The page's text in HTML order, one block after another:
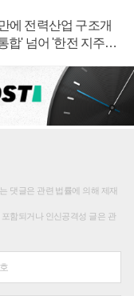
에 전력산업 구조개
합' 넘어 '한전 지주사'
댓글은 관련 법률에 의해 제재
함되거나 인신공격성 글은 관